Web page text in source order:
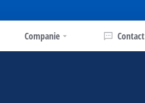
Companie Contact